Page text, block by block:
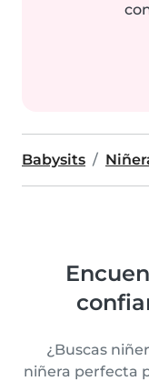
Babysits
¿Buscas
niñera perfecta